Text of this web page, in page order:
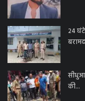
24
की...